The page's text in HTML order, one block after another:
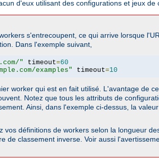
d'eux utilisant des configurations et jeux de
s'entrecoupent, ce qui arrive lorsque
Dans l'exemple suivant,
" timeout=60
examples" timeout=10
worker qui est en fait utilisé. L'avantage de
Notez que tous les attributs de
Ainsi, dans l'exemple ci-dessus, la
définitions de workers selon la longueur
de classement inverse. Voir aussi